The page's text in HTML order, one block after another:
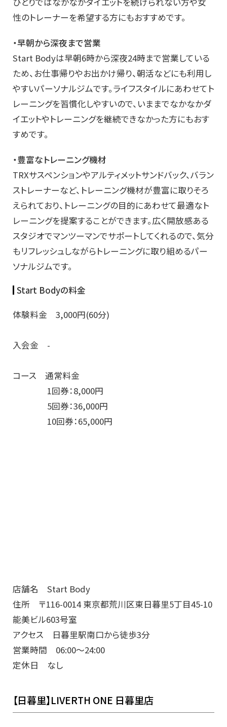
性のトレーナーを希望する方にもおすすめです。
・早朝から深夜まで営業
Start Bodyは早朝6時から深夜24時まで営業している
ため、お仕事帰りやお出かけ帰り、朝活などにも利用し
やすいパーソナルジムです。ライフスタイルにあわせてト
レーニングを習慣化しやすいので、いままでなかなかダ
イエットやトレーニングを継続できなかった方にもおす
すめです。
・豊富なトレーニング機材
TRXサスペンションやアルティメットサンドバック、バラン
ストレーナーなど、トレーニング機材が豊富に取りそろ
えられており、トレーニングの目的にあわせて最適なト
レーニングを提案することができます。広く開放感ある
スタジオでマンツーマンでサポートしてくれるので、気分
もリフレッシュしながらトレーニングに取り組めるパー
ソナルジムです。
Start Bodyの料金
体験料金 3,000円(60分)
入会金 -
コース 通常料金
1回券：8,000円
5回券：36,000円
10回券：65,000円
店舗名 Start Body
住所 〒116-0014 東京都荒川区東日暮里5丁目45-10
能美ビル603号室
アクセス 日暮里駅南口から徒歩3分
営業時間 06:00～24:00
定休日 なし
【日暮里】LIVERTH ONE 日暮里店